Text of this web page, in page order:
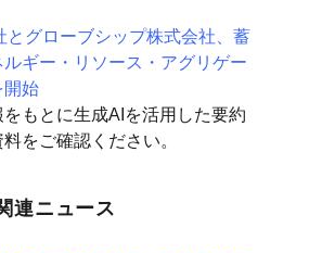
とグローブシップ株式会社、蓄
ギー・リソース・アグリゲー
開始
もとに生成AIを活用した要約
をご確認ください。
連ニュース